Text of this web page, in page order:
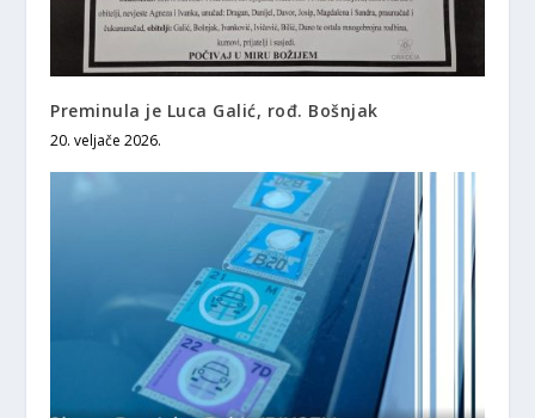
Preminula je Luca Galić, rođ. Bošnjak
20. veljače 2026.